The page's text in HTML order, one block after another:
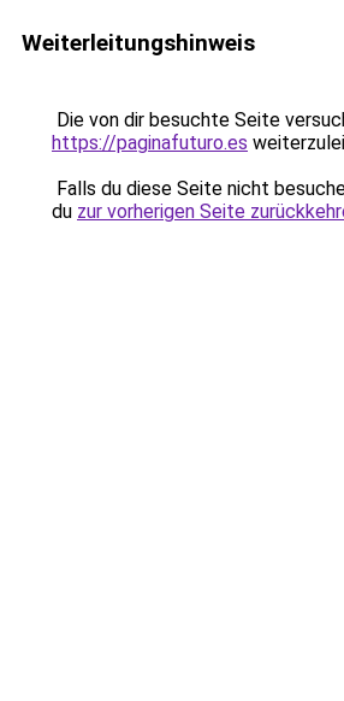
Weiterleitungshinweis
Die von dir besuchte Seite
https://paginafuturo.es
Falls du diese Seite nicht
du zur vorherigen Seite